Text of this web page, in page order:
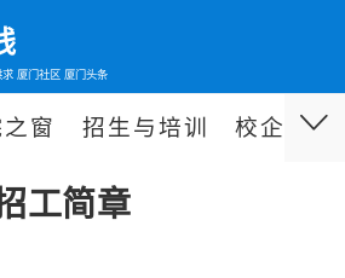
厦门社区 厦门头条
窗 招生与培训 校企合作
工简章